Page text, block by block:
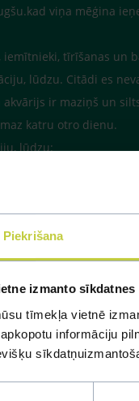
Piekrišana
izmanto sīkdatnes
tīmekļa vietnē
informāciju
viņa mēģina
tīrīšanas un
lūdzu. Citādi es
akvārijs ir maziņš un
katru otro dienu.
lūdzu:
content/view/1969/144/
content/view/1012/39/
Vismaz 3 dienas
atslodzi.